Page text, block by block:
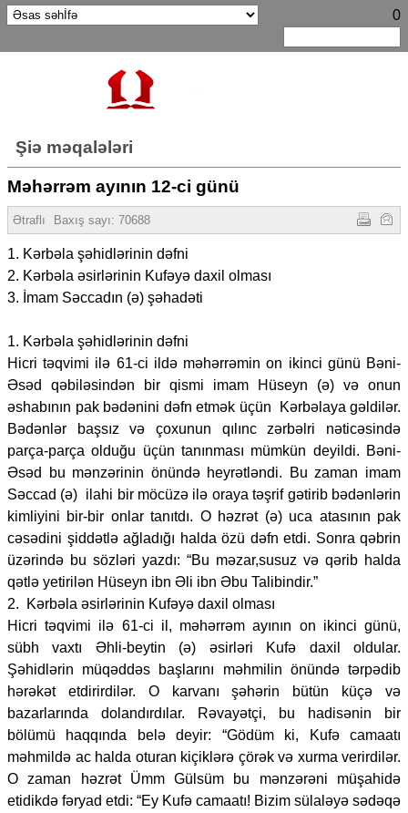
0
Şiə məqalələri
Məhərrəm ayının 12-ci günü
Ətraflı Baxış sayı: 70688
1. Kərbəla şəhidlərinin dəfni
2. Kərbəla əsirlərinin Kufəyə daxil olması
3. İmam Səccadın (ə) şəhadəti
1. Kərbəla şəhidlərinin dəfni
Hicri təqvimi ilə 61-ci ildə məhərrəmin on ikinci günü Bəni-
Əsəd qəbiləsindən bir qismi imam Hüseyn (ə) və onun
əshabının pak bədənini dəfn etmək üçün Kərbəlaya gəldilər.
Bədənlər başsız və çoxunun qılınc zərbəlri nəticəsində
parça-parça olduğu üçün tanınması mümkün deyildi. Bəni-
Əsəd bu mənzərinin önündə heyrətləndi. Bu zaman imam
Səccad (ə) ilahi bir möcüzə ilə oraya təşrif gətirib bədənlərin
kimliyini bir-bir onlar tanıtdı. O həzrət (ə) uca atasının pak
cəsədini şiddətlə ağladığı halda özü dəfn etdi. Sonra qəbrin
üzərində bu sözləri yazdı: “Bu məzar,susuz və qərib halda
qətlə yetirilən Hüseyn ibn Əli ibn Əbu Talibindir.”
2. Kərbəla əsirlərinin Kufəyə daxil olması
Hicri təqvimi ilə 61-ci il, məhərrəm ayının on ikinci günü,
sübh vaxtı Əhli-beytin (ə) əsirləri Kufə daxil oldular.
Şəhidlərin müqəddəs başlarını məhmilin önündə tərpədib
hərəkət etdirirdilər. O karvanı şəhərin bütün küçə və
bazarlarında dolandırdılar. Rəvayətçi, bu hadisənin bir
bölümü haqqında belə deyir: “Gödüm ki, Kufə camaatı
məhmildə ac halda oturan kiçiklərə çörək və xurma verirdilər.
O zaman həzrət Ümm Gülsüm bu mənzərəni müşahidə
etidikdə fəryad etdi: “Ey Kufə camaatı! Bizim sülaləyə sədəqə